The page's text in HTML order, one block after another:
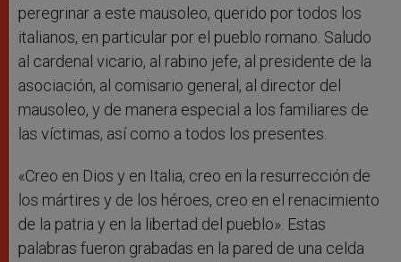
peregrinar a este mausoleo, querido por todos los
italianos, en particular por el pueblo romano. Saludo
al cardenal vicario, al rabino jefe, al presidente de la
asociación, al comisario general, al director del
mausoleo, y de manera especial a los familiares de
las víctimas, así como a todos los presentes.
«Creo en Dios y en Italia, creo en la resurrección de
los mártires y de los héroes, creo en el renacimiento
de la patria y en la libertad del pueblo». Estas
palabras fueron grabadas en la pared de una celda